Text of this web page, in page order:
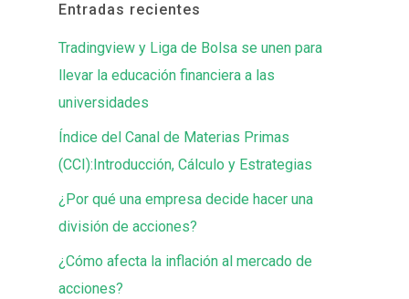
Entradas recientes
Tradingview y Liga de Bolsa se unen para
llevar la educación financiera a las
universidades
Índice del Canal de Materias Primas
(CCI):Introducción, Cálculo y Estrategias
¿Por qué una empresa decide hacer una
división de acciones?
¿Cómo afecta la inflación al mercado de
acciones?